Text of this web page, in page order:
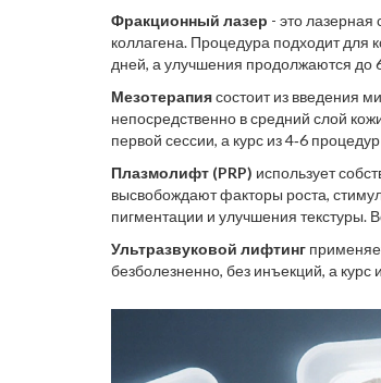
Фракционный лазер - это
коллагена. Процедура подходит для
дней, а улучшения продолжаются до
Мезотерапиясостоит из введения
непосредственно в средний слой
первой сессии, а курс из 4‑6
Плазмолифт (PRP) использует
высвобождают факторы роста,
пигментации и улучшения текстуры.
Ультразвуковой лифтинг
безболезненно, без инъекций, а